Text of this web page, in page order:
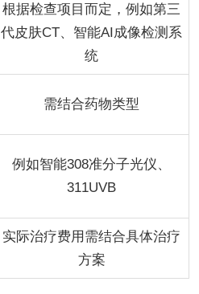
根据检查项目而定，例如第三
代皮肤CT、智能AI成像检测系
统
需结合药物类型
例如智能308准分子光仪、
311UVB
实际治疗费用需结合具体治疗
方案